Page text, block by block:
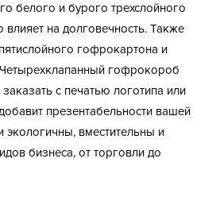
белого и бурого трехслойного
влияет на долговечность. Также
гофрокартона и
гофрокороб
с печатью логотипа или
презентабельности вашей
экологичны, вместительны и
бизнеса, от торговли до